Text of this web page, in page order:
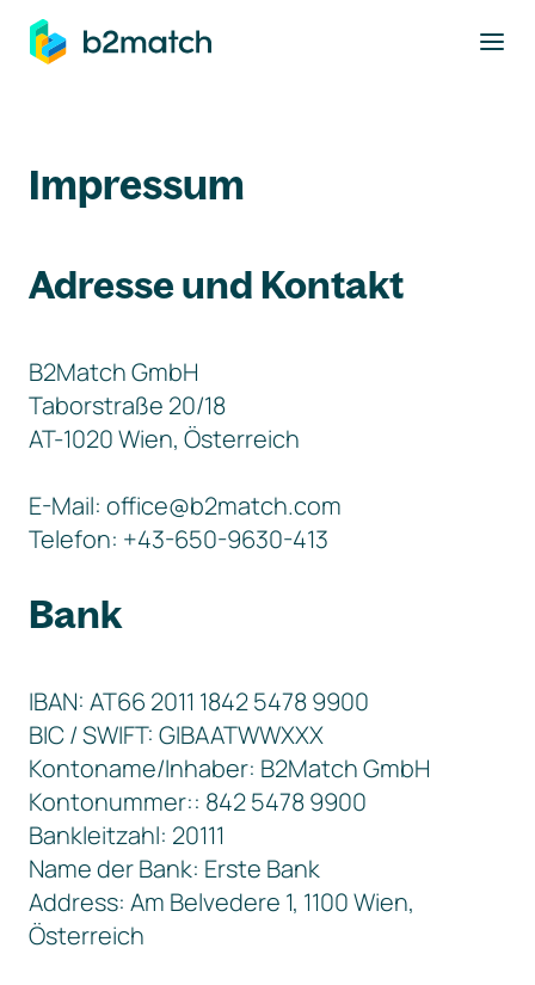
springen
Impressum
Adresse und Kontakt
B2Match GmbH
Taborstraße 20/18
AT-1020 Wien, Österreich
E-Mail: office@b2match.com
Telefon: +43-650-9630-413
Bank
IBAN: AT66 2011 1842 5478 9900
BIC / SWIFT: GIBAATWWXXX
Kontoname/Inhaber: B2Match GmbH
Kontonummer:: 842 5478 9900
Bankleitzahl: 20111
Name der Bank: Erste Bank
Address: Am Belvedere 1, 1100 Wien,
Österreich